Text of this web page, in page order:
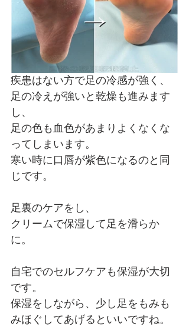
疾患はない方で足の冷感が強く、
足の冷えが強いと乾燥も進みます
し、
足の色も血色があまりよくなくな
ってしまいます。
寒い時に口唇が紫色になるのと同
じです。
足裏のケアをし、
クリームで保湿して足を滑らか
に。
自宅でのセルフケアも保湿が大切
です。
保湿をしながら、少し足をもみも
みほぐしてあげるといいですね。